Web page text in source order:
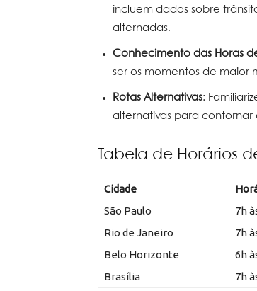
incluem dados sobre
alternadas.
Conhecimento das Horas
ser os momentos de maior
Rotas Alternativas:
alternativas para contornar
Tabela de Horários
Cidade
São Paulo
7h
Rio de Janeiro
7h
Belo Horizonte
6h
Brasília
7h